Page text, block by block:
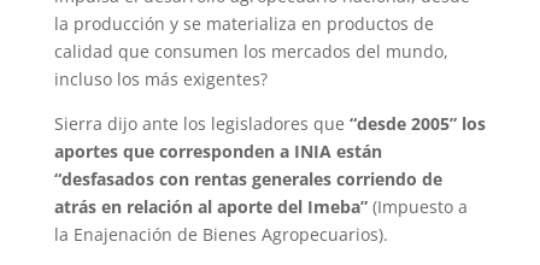
la producción y se materializa en productos de
calidad que consumen los mercados del mundo,
incluso los más exigentes?
Sierra dijo ante los legisladores que “desde 2005” los
aportes que corresponden a INIA están
“desfasados con rentas generales corriendo de
atrás en relación al aporte del Imeba”(Impuesto a
la Enajenación de Bienes Agropecuarios).